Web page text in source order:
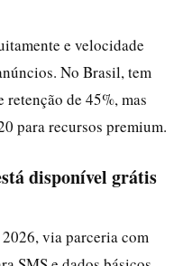
e velocidade
No Brasil, tem
de 45%, mas
para recursos premium.
disponível grátis
via parceria com